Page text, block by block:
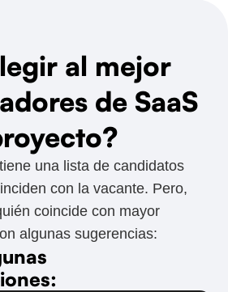
al mejor
de SaaS
una lista de candidatos
con la vacante. Pero,
coincide con mayor
algunas sugerencias: